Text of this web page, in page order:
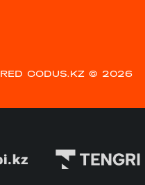
CODUS.KZ © 2026